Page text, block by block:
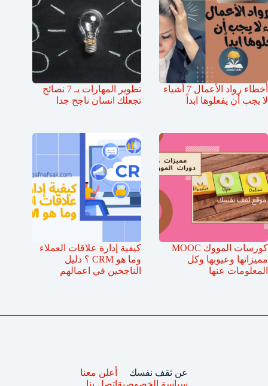
أخطاء رواد الأعمال 7 أشياء
لا يجب أن يفعلوها ابداً
تطوير المهارات بـ 7 نصائح
تجعلك انسان ناجح جدا
كورسات المووك MOOC
مميزاتها وعيوبها وكل
المعلومات عنها
كيفية إدارة علاقات العملاء
وما هو CRM ؟ دليل
الناجحين في اعمالهم
عن ثقف نفسك
سياسة الخصوصية
أعلن معنا
اتصل بنا